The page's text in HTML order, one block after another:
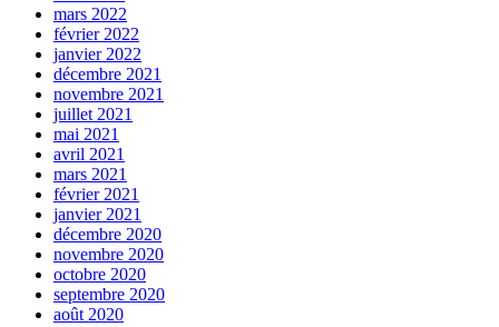
mars 2022
février 2022
janvier 2022
décembre 2021
novembre 2021
juillet 2021
mai 2021
avril 2021
mars 2021
février 2021
janvier 2021
décembre 2020
novembre 2020
octobre 2020
septembre 2020
août 2020